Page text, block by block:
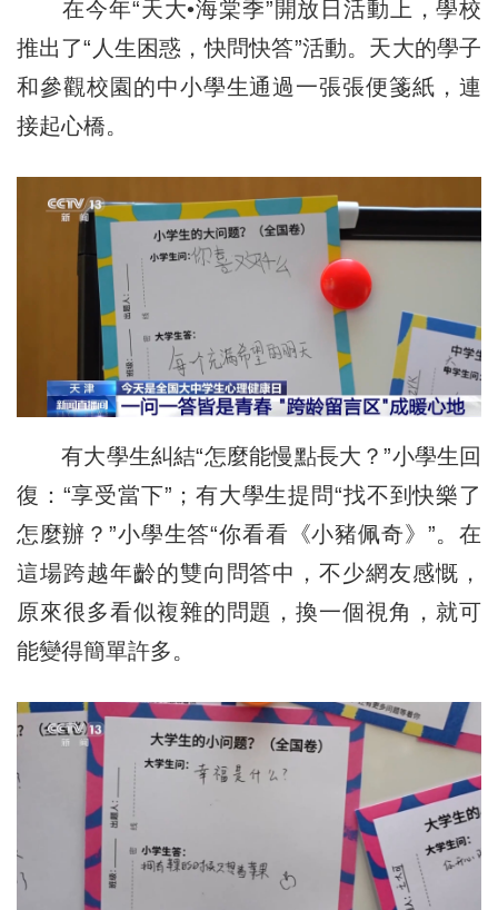
在今年“天大•海棠季”開放日活動上，學校
推出了“人生困惑，快問快答”活動。天大的學子
和參觀校園的中小學生通過一張張便箋紙，連
接起心橋。
有大學生糾結“怎麼能慢點長大？”小學生回
復：“享受當下”；有大學生提問“找不到快樂了
怎麼辦？”小學生答“你看看《小豬佩奇》”。在
這場跨越年齡的雙向問答中，不少網友感慨，
原來很多看似複雜的問題，換一個視角，就可
能變得簡單許多。